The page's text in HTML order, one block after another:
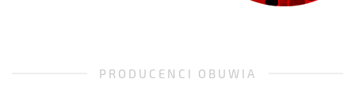
PRODUCENCI OBUWIA